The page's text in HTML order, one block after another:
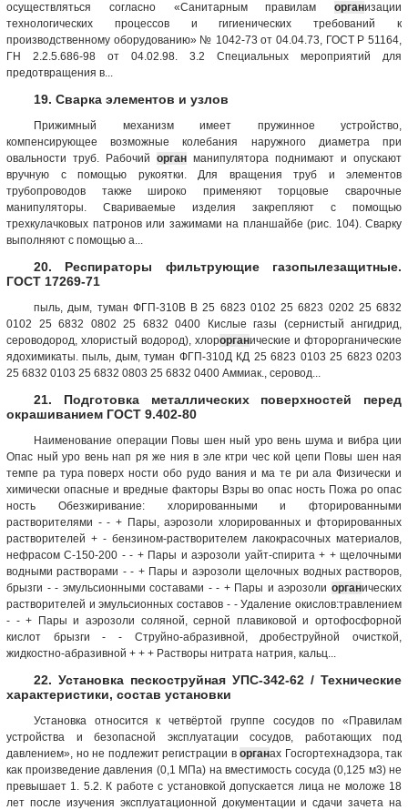
осуществляться согласно «Санитарным правилам организации
технологических процессов и гигиенических требований к
производственному оборудованию» № 1042-73 от 04.04.73, ГОСТ Р 51164,
ГН 2.2.5.686-98 от 04.02.98. 3.2 Специальных мероприятий для
предотвращения в...
19. Сварка элементов и узлов
Прижимный механизм имеет пружинное устройство,
компенсирующее возможные колебания наружного диаметра при
овальности труб. Рабочий орган манипулятора поднимают и опускают
вручную с помощью рукоятки. Для вращения труб и элементов
трубопроводов также широко применяют торцовые сварочные
манипуляторы. Свариваемые изделия закрепляют с помощью
трехкулачковых патронов или зажимами на планшайбе (рис. 104). Сварку
выполняют с помощью а...
20. Респираторы фильтрующие газопылезащитные.
ГОСТ 17269-71
пыль, дым, туман ФГП-310В В 25 6823 0102 25 6823 0202 25 6832
0102 25 6832 0802 25 6832 0400 Кислые гaзы (сернистый ангидрид,
сероводород, хлористый водород), хлорорганические и фторорганические
ядохимикаты. пыль, дым, туман ФГП-310Д КД 25 6823 0103 25 6823 0203
25 6832 0103 25 6832 0803 25 6832 0400 Аммиак., серовод...
21. Подготовка металлических поверхностей перед
окрашиванием ГОСТ 9.402-80
Наименование операции Повы шен ный уро вень шума и вибра ции
Опас ный уро вень нап ря же ния в эле ктри чес кой цепи Повы шен ная
темпе ра тура поверх ности обо рудо вания и ма те ри ала Физически и
химически опасные и вредные факторы Взры во опас ность Пожа ро опас
ность Обезжиривание: хлорированными и фторированными
растворителями - - + Пары, аэрозоли хлорированных и фторированных
растворителей + - бензином-растворителем лакокрасочных материалов,
нефрасом С-150-200 - - + Пары и аэрозоли уайт-спирита + + щелочными
водными растворами - - + Пары и аэрозоли щелочных водных растворов,
брызги - - эмульсионными составами - - + Пары и аэрозоли органических
растворителей и эмульсионных составов - - Удаление окислов:травлением
- - + Пары и аэрозоли соляной, серной плавиковой и ортофосфорной
кислот брызги - - Струйно-абразивной, дробеструйной очисткой,
жидкостно-абразивной + + + Растворы нитрата натрия, кальц...
22. Установка пескоструйная УПС-342-62 / Технические
характеристики, состав установки
Установка относится к четвёртой группе сосудов по «Правилам
устройства и безопасной эксплуатации сосудов, работающих под
давлением», но не подлежит регистрации в органах Госгортехнадзора, так
как произведение давления (0,1 МПа) на вместимость сосуда (0,125 м3) не
превышает 1. 5.2. К работе с установкой допускается лица не моложе 18
лет после изучения эксплуатационной документации и сдачи зачета на